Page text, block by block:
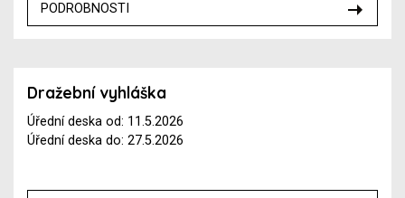
PODROBNOSTI
Dražební vyhláška
Úřední deska od: 11.5.2026
Úřední deska do: 27.5.2026